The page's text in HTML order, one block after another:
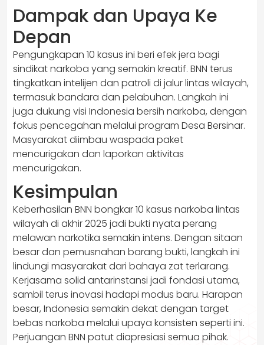
Dampak dan Upaya Ke
Depan
Pengungkapan 10 kasus ini beri efek jera bagi
sindikat narkoba yang semakin kreatif. BNN terus
tingkatkan intelijen dan patroli di jalur lintas wilayah,
termasuk bandara dan pelabuhan. Langkah ini
juga dukung visi Indonesia bersih narkoba, dengan
fokus pencegahan melalui program Desa Bersinar.
Masyarakat diimbau waspada paket
mencurigakan dan laporkan aktivitas
mencurigakan.
Kesimpulan
Keberhasilan BNN bongkar 10 kasus narkoba lintas
wilayah di akhir 2025 jadi bukti nyata perang
melawan narkotika semakin intens. Dengan sitaan
besar dan pemusnahan barang bukti, langkah ini
lindungi masyarakat dari bahaya zat terlarang.
Kerjasama solid antarinstansi jadi fondasi utama,
sambil terus inovasi hadapi modus baru. Harapan
besar, Indonesia semakin dekat dengan target
bebas narkoba melalui upaya konsisten seperti ini.
Perjuangan BNN patut diapresiasi semua pihak.